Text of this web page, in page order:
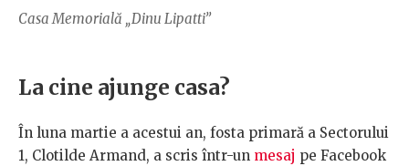
Casa Memorială „Dinu Lipatti”
La cine ajunge casa?
În luna martie a acestui an, fosta primară a Sectorului
1, Clotilde Armand, a scris într-un mesaj pe Facebook